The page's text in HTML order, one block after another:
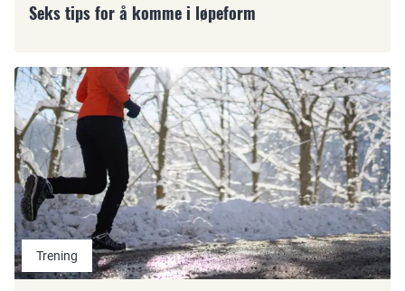
Seks tips for å komme i løpeform
Trening